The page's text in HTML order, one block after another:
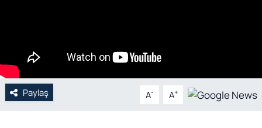
Paylaş A- A+
Siyaset
Spor